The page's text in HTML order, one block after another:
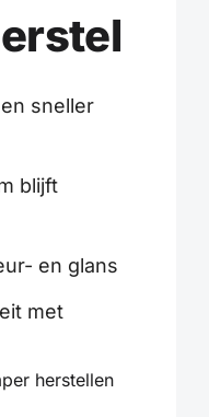
sneller
blijft
en glans
met
herstellen